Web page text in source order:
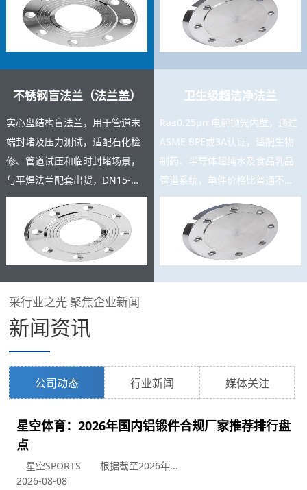
充足，支持按图定制。 测报告。
不锈钢盲法兰（法兰盖）
实心盘结构盲法兰，用于管道末
端封堵及压力测试，适配石化检
修、管道试压和临时封堵场景，
与平焊法兰配套出货，DN15-
DN600规格齐全，复购率高，可
与主产品同批交货。
卫生级超洁净法兰
Ra≤0.25μm电解抛光内壁，通过
ASME BPE或3A认证，适配生物
制药、半导体超纯水及食品乳品
管道系统，单件价格比普通不锈
钢法兰高3-8倍，是高附加值精密
采行业之光 聚焦企业新闻
新闻资讯
公司动态 行业新闻 媒体关注
星空体育：2026年国内铝锻件合规厂家推荐排行盘
点
星空SPORTS 根据截至2026年...
2026-08-08